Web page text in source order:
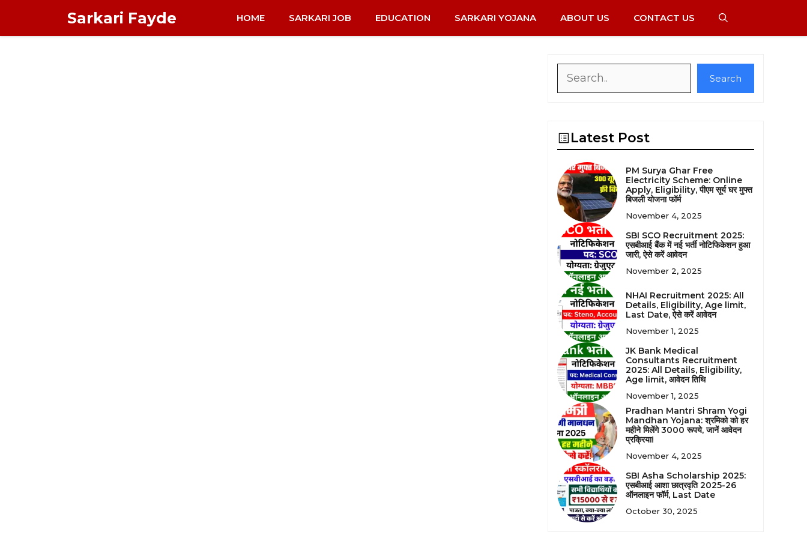
content
Sarkari Fayde HOME SARKARI JOB EDUCATION SARKARI YOJANA ABOUT US CONTACT US
Search
Search
Latest Post
PM Surya Ghar Free
Electricity Scheme: Online
Apply, Eligibility, पीएम सूर्य घर मुफ्त
बिजली योजना फॉर्म
November 4, 2025
SBI SCO Recruitment 2025:
एसबीआई बैंक में नई भर्ती नोटिफिकेशन हुआ
जारी, ऐसे करें आवेदन
November 2, 2025
NHAI Recruitment 2025: All
Details, Eligibility, Age limit,
Last Date, ऐसे करें आवेदन
November 1, 2025
JK Bank Medical
Consultants Recruitment
2025: All Details, Eligibility,
Age limit, आवेदन तिथि
November 1, 2025
Pradhan Mantri Shram Yogi
Mandhan Yojana: श्रमिको को हर
महीने मिलेंगे 3000 रूपये, जानें आवेदन
प्रक्रिया!
November 4, 2025
SBI Asha Scholarship 2025:
एसबीआई आशा छात्रवृति 2025-26
ऑनलाइन फॉर्म, Last Date
October 30, 2025